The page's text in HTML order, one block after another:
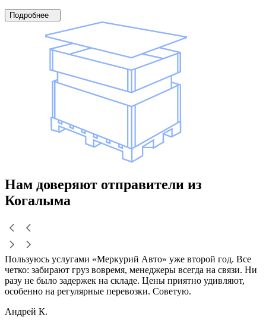
Подробнее
Нам доверяют отправители из
Когалыма
Пользуюсь услугами «Меркурий Авто» уже второй год. Все
четко: забирают груз вовремя, менеджеры всегда на связи. Ни
разу не было задержек на складе. Цены приятно удивляют,
особенно на регулярные перевозки. Советую.
Андрей К.